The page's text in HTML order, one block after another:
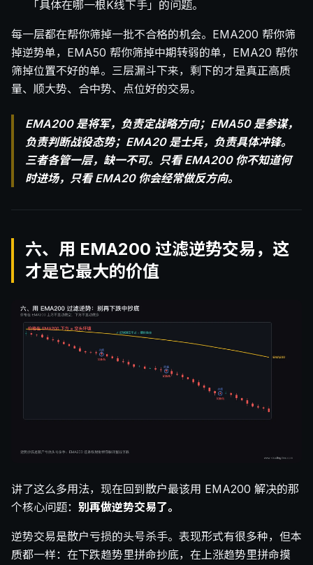
「具体在哪一根K线下手」的问题。
每一层都在帮你筛掉一批不合格的机会。EMA200 帮你筛
掉逆势单，EMA50 帮你筛掉中期转弱的单，EMA20 帮你
筛掉位置不好的单。三层漏斗下来，剩下的才是真正高质
量、顺大势、合中势、点位好的交易。
EMA200 是将军，负责定战略方向；EMA50 是参谋，
负责判断战役态势；EMA20 是士兵，负责具体冲锋。
三者各管一层，缺一不可。只看 EMA200 你不知道何
时进场，只看 EMA20 你会经常做反方向。
六、用 EMA200 过滤逆势交易，这
才是它最大的价值
讲了这么多用法，现在回到散户最该用 EMA200 解决的那
个核心问题： 别再做逆势交易了。
逆势交易是散户亏损的头号杀手。表现形式有很多种，但本
质都一样：在下跌趋势里拼命抄底，在上涨趋势里拼命摸